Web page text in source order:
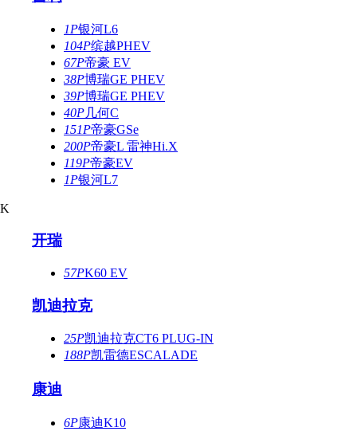
1P银河L6
104P缤越PHEV
67P帝豪 EV
38P博瑞GE PHEV
39P博瑞GE PHEV
40P几何C
151P帝豪GSe
200P帝豪L 雷神Hi.X
119P帝豪EV
1P银河L7
K
开瑞
57PK60 EV
凯迪拉克
25P凯迪拉克CT6 PLUG-IN
188P凯雷德ESCALADE
康迪
6P康迪K10